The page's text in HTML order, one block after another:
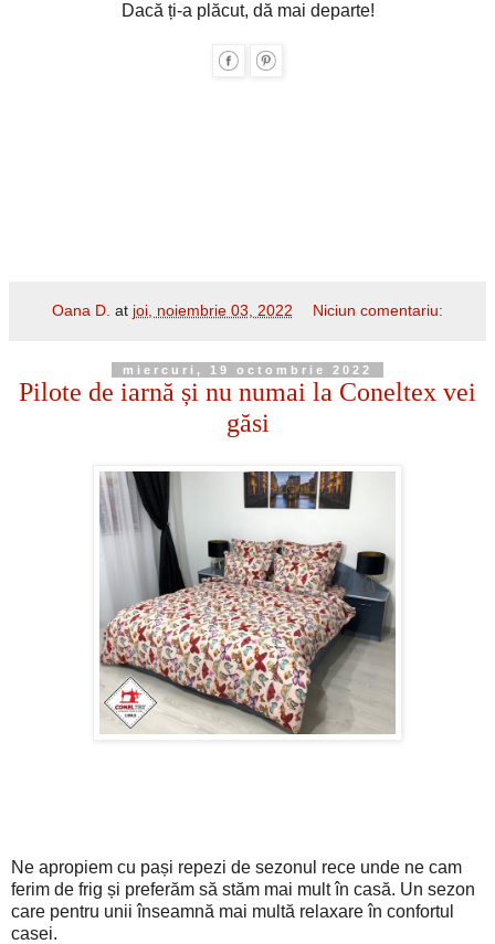
Dacă ți-a plăcut, dă mai departe!
Oana D. at joi, noiembrie 03, 2022 Niciun comentariu:
miercuri, 19 octombrie 2022
Pilote de iarnă și nu numai la Coneltex vei
găsi
Ne apropiem cu pași repezi de sezonul rece unde ne cam
ferim de frig și preferăm să stăm mai mult în casă. Un sezon
care pentru unii înseamnă mai multă relaxare în confortul
casei.